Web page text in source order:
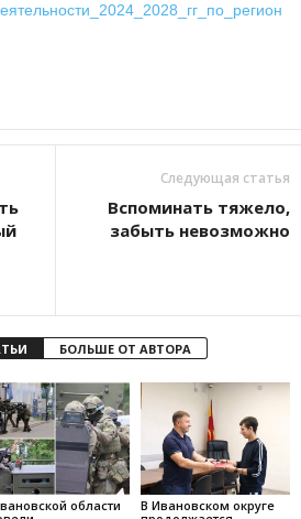
Следующая статья
Вспоминать тяжело,
забыть невозможно
БОЛЬШЕ ОТ АВТОРА
области
В Ивановском округе